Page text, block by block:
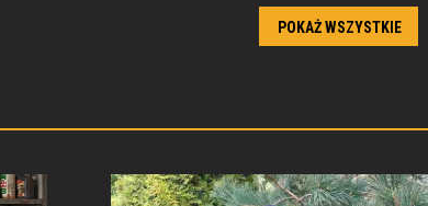
POKAŻ WSZYSTKIE